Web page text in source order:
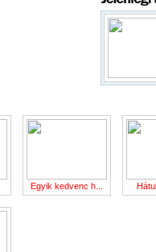
Egyik kedvenc h...